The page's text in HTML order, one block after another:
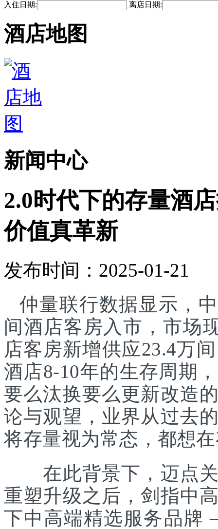
入住日期: 离店日期:
酒店地图
新闻中心
2.0时代下的存量酒
价值真革新
发布时间：2025-01-21
仲量联行数据显示，
间酒店客房入市，市场
店客房新增供应23.4万
酒店8-10年的生存周期
要么汰换要么更新改造
论与观望，业界从过去
将存量视为常态，都想
在此背景下，迈点关
重塑升级之后，剑指中
下中高端精选服务品